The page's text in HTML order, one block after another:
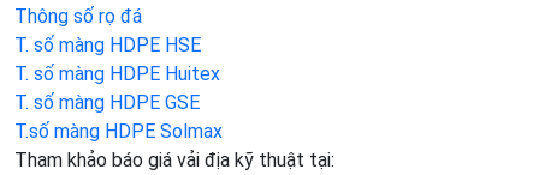
Thông số rọ đá
T. số màng HDPE HSE
T. số màng HDPE Huitex
T. số màng HDPE GSE
T.số màng HDPE Solmax
Tham khảo báo giá vải địa kỹ thuật tại: